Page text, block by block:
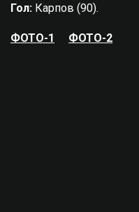
Гол: Карпов (90).
ФОТО-1 ФОТО-2